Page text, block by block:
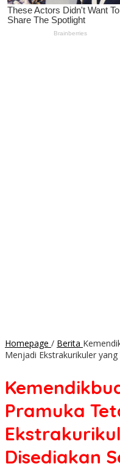
Homepage / Berita
Menjadi Ekstrakurikuler
Pramuka
Disediakan